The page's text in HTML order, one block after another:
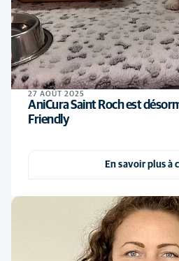
27 AOÛT 2025
AniCura Saint Roch est
Friendly
En savoir plus à